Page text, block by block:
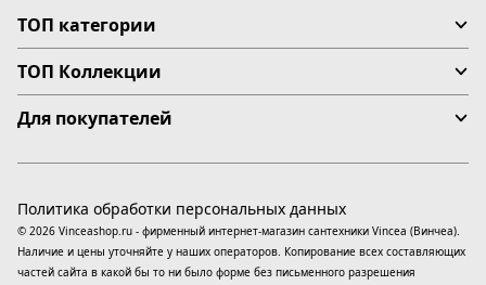
ТОП категории
ТОП Коллекции
Для покупателей
© 2026 Vinceashop.ru - фирменный интернет-магазин сантехники Vincea (Винчеа).
Наличие и цены уточняйте у наших операторов. Копирование всех составляющих
частей сайта в какой бы то ни было форме без письменного разрешения
Политика обработки персональных данных